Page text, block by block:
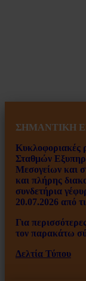
ΣΗΜΑΝΤΙΚΗ
Κυκλοφοριακές
Σταθμών
Μεσογείων και
και πλήρης
συνδετήρια
20.07.2026 από
Για
τον παρακάτω
Δελτία Τύπου